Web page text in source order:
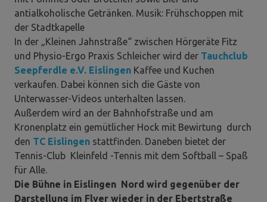
antialkoholische Getränken. Musik: Frühschoppen mit
der Stadtkapelle
In der „Kleinen Jahnstraße“ zwischen Hörgeräte Fitz
und Physio-Ergo Praxis Schleicher wird der Tauchclub
Seepferdle e.V. Eislingen Kaffee und Kuchen
verkaufen. Dabei können sich die Gäste von
Unterwasser-Videos unterhalten lassen.
Außerdem wird an der Bahnhofstraße und am
Kronenplatz ein gemütlicher Hock mit Bewirtung durch
den TC Eislingen stattfinden. Daneben bietet der
Tennis-Club Kleinfeld -Tennis mit dem Softball – Spaß
für Alle.
Die Bühne in Eislingen Nord wird gegenüber der
Darstellung im Flyer wieder in der Ebertstraße